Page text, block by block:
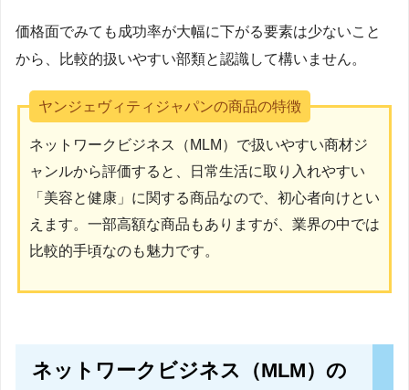
価格面でみても成功率が大幅に下がる要素は少ないこと
から、比較的扱いやすい部類と認識して構いません。
ヤンジェヴィティジャパンの商品の特徴
ネットワークビジネス（MLM）で扱いやすい商材ジ
ャンルから評価すると、日常生活に取り入れやすい
「美容と健康」に関する商品なので、初心者向けとい
えます。一部高額な商品もありますが、業界の中では
比較的手頃なのも魅力です。
ネットワークビジネス（MLM）の